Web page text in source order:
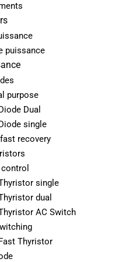
puissance
purpose
Dual
single
recovery
single
dual
AC Switch
Thyristor